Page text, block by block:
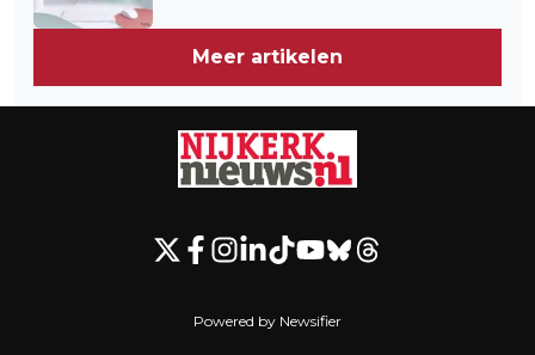
Meer artikelen
Powered by Newsifier